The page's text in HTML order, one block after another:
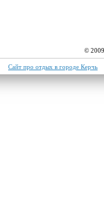
©
Сайт про отдых в городе Керчь